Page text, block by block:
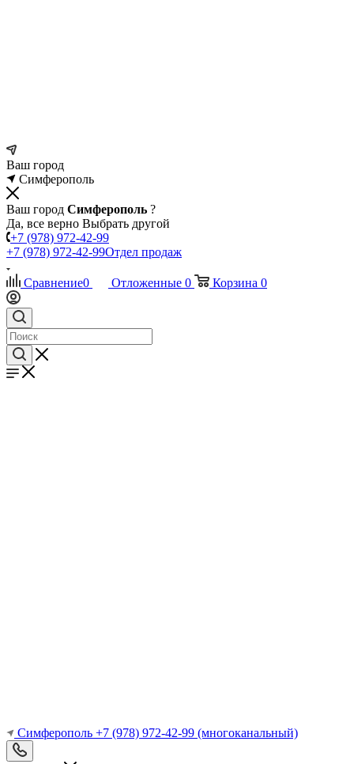
Ваш город
Симферополь
Ваш город Симферополь ?
Да, все верно Выбрать другой
+7 (978) 972-42-99
+7 (978) 972-42-99Отдел продаж
Сравнение0 Отложенные 0 Корзина 0
Симферополь +7 (978) 972-42-99 (многоканальный)